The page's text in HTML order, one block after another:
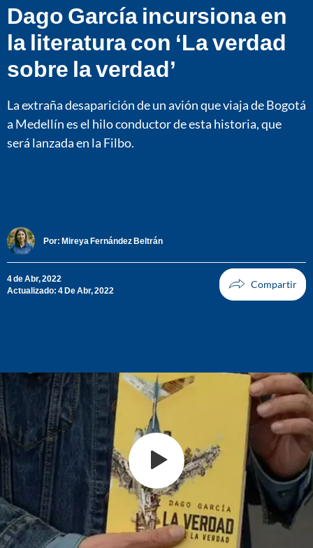
Dago García incursiona en
la literatura con ‘La verdad
sobre la verdad’
La extraña desaparición de un avión que viaja de Bogotá
a Medellín es el hilo conductor de esta historia, que
será lanzada en la Filbo.
Por: Mireya Fernández Beltrán
4 de Abr, 2022
Actualizado: 4 De Abr, 2022